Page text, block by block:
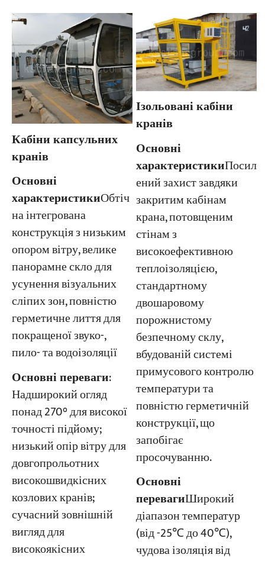
Кабіни капсульних
кранів
Основні
характеристикиОбтіч
на інтегрована
конструкція з низьким
опором вітру, велике
панорамне скло для
усунення візуальних
сліпих зон, повністю
герметичне лиття для
покращеної звуко-,
пило- та водоізоляції
Основні переваги:
Надширокий огляд
понад 270° для високої
точності підйому;
низький опір вітру для
довгопрольотних
високошвидкісних
козлових кранів;
сучасний зовнішній
вигляд для
високоякісних
Ізольовані кабіни
кранів
Основні
характеристикиПосил
ений захист завдяки
закритим кабінам
крана, потовщеним
стінам з
високоефективною
теплоізоляцією,
стандартному
двошаровому
порожнистому
безпечному склу,
вбудованій системі
примусового контролю
температури та
повністю герметичній
конструкції, що
запобігає
просочуванню.
Основні
перевагиШирокий
діапазон температур
(від -25℃ до 40℃),
чудова ізоляція від